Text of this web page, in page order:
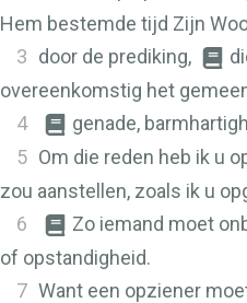
Hem bestemde tijd Zijn
3 door de prediking,
overeenkomstig het
4
genade,
5 Om die reden heb ik u
zou aanstellen, zoals ik u
6
Zo iemand moet
of opstandigheid.
7 Want een opziener